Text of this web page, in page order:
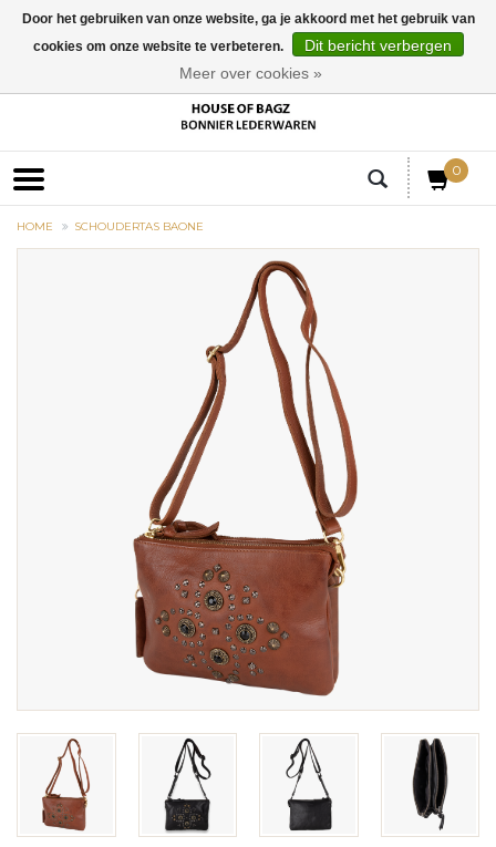
0
HOME SCHOUDERTAS BAONE
Door het gebruiken van onze website, ga je akkoord met het gebruik van
cookies om onze website te verbeteren.
Dit bericht verbergen
Meer over cookies »